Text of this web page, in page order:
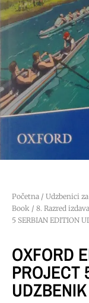
Početna / Udzbenici
Book / 8. Razred
5 SERBIAN EDITION
OXFORD
PROJECT